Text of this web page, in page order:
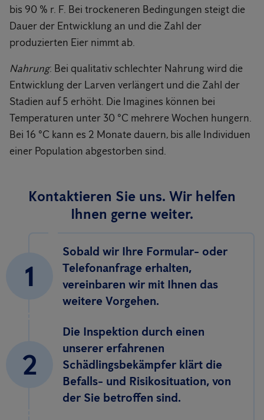
bis 90 % r. F. Bei trockeneren Bedingungen steigt die
Dauer der Entwicklung an und die Zahl der
produzierten Eier nimmt ab.
Nahrung: Bei qualitativ schlechter Nahrung wird die
Entwicklung der Larven verlängert und die Zahl der
Stadien auf 5 erhöht. Die Imagines können bei
Temperaturen unter 30 °C mehrere Wochen hungern.
Bei 16 °C kann es 2 Monate dauern, bis alle Individuen
einer Population abgestorben sind.
Kontaktieren Sie uns. Wir helfen
Ihnen gerne weiter.
1
Sobald wir Ihre Formular- oder
Telefonanfrage erhalten,
vereinbaren wir mit Ihnen das
weitere Vorgehen.
2
Die Inspektion durch einen
unserer erfahrenen
Schädlingsbekämpfer klärt die
Befalls- und Risikosituation, von
der Sie betroffen sind.